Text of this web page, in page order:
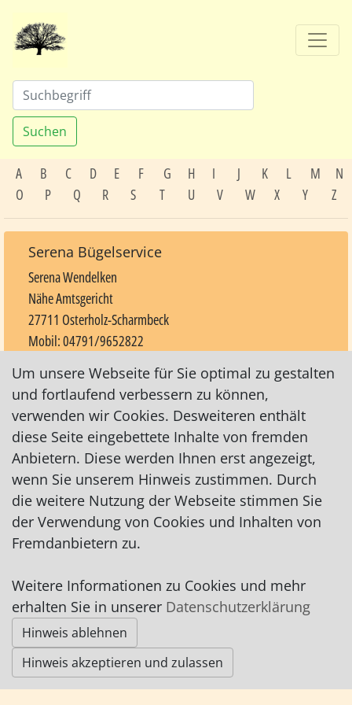
Suchen
A B C D E F G H I J K L M
N
O
P Q R S T U V W X Y Z
Serena Bügelservice
Serena Wendelken
Nähe Amtsgericht
27711 Osterholz-Scharmbeck
Mobil: 04791/9652822
Impressum|Datenschutz|AGB
© Worpswede24 2015-2026
Um unsere Webseite für Sie optimal zu gestalten
und fortlaufend verbessern zu können,
verwenden wir Cookies. Desweiteren enthält
diese Seite eingebettete Inhalte von fremden
Anbietern. Diese werden Ihnen erst angezeigt,
wenn Sie unserem Hinweis zustimmen. Durch
die weitere Nutzung der Webseite stimmen Sie
der Verwendung von Cookies und Inhalten von
Fremdanbietern zu.
Weitere Informationen zu Cookies und mehr
erhalten Sie in unserer Datenschutzerklärung
Hinweis ablehnen
Hinweis akzeptieren und zulassen